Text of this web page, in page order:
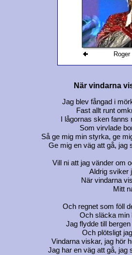
När vindarna
Jag blev fångad i
Fast allt runt
I lågornas sken
Som virvlade
Så ge mig min styrka, ge
Ge mig en väg att gå, jag
Vill ni att jag vänder om
Aldrig sviker
När vindarna
Mitt
Och regnet som föll
Och släcka min
Jag flydde till
Och plötsligt
Vindarna viskar, jag hör
Jag har en väg att gå, jag